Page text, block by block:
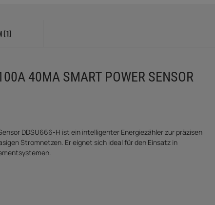
(1)
40MA SMART POWER SENSOR
DDSU666-H ist ein intelligenter Energiezähler zur präzisen
Stromnetzen. Er eignet sich ideal für den Einsatz in